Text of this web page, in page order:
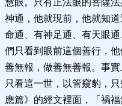
慧眼。只有正法眼的菩薩
神通，他就現前，他就知
命通、有神足通、有天眼
們只看到眼前這個善行，
善無報，做善無善報。事
只看這一世，以管窺豹，
應篇》的經文裡面，「禍